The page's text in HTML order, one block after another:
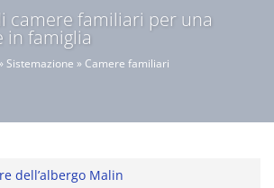
camere familiari per una
in famiglia
» Sistemazione » Camere familiari